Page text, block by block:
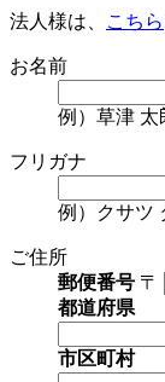
法人様は、 こちら
お名前
例）草津 太
フリガナ
例）クサツ
ご住所
郵便番号 〒
都道府県
市区町村